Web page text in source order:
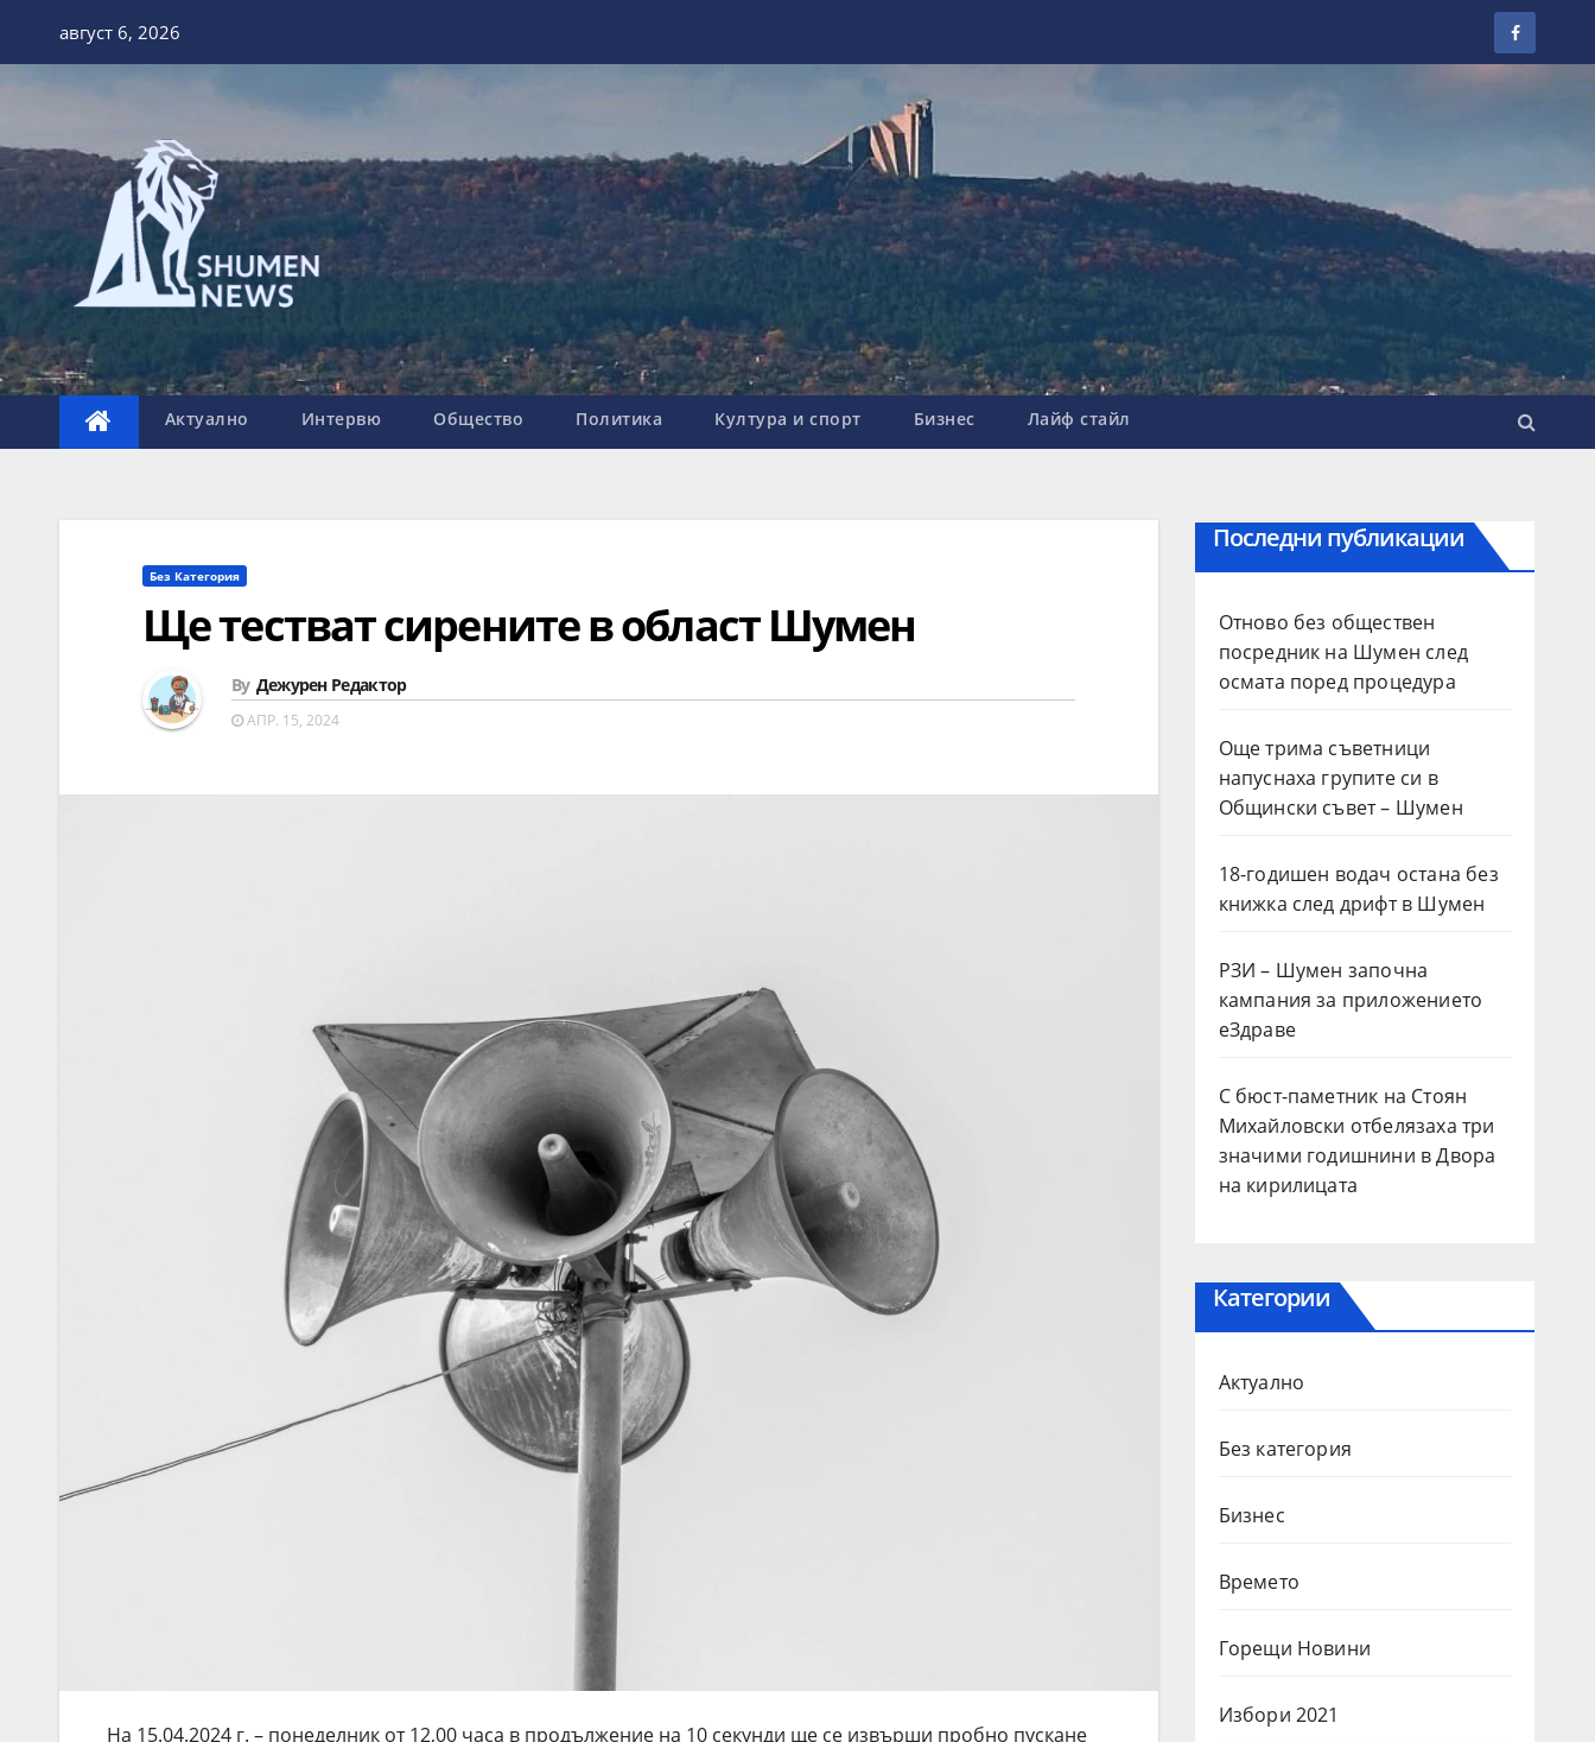
август 6, 2026
Актуално Интервю Общество Политика Култура и спорт Бизнес Лайф стайл
Без Категория
Ще тестват сирените в област Шумен
By Дежурен Редактор
АПР. 15, 2024
На 15.04.2024 г. – понеделник от 12,00 часа в продължение на 10 секунди ще се извърши пробно пускане
Последни публикации
Отново без обществен
посредник на Шумен след
осмата поред процедура
Още трима съветници
напуснаха групите си в
Общински съвет – Шумен
18-годишен водач остана без
книжка след дрифт в Шумен
РЗИ – Шумен започна
кампания за приложението
еЗдраве
С бюст-паметник на Стоян
Михайловски отбелязаха три
значими годишнини в Двора
на кирилицата
Категории
Актуално
Без категория
Бизнес
Времето
Горещи Новини
Избори 2021